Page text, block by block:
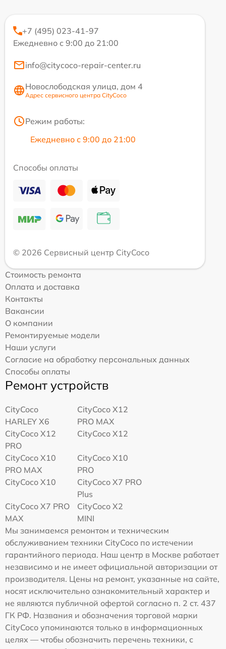
+7 (495) 023-41-97
Ежедневно с 9:00 до 21:00
info@citycoco-repair-center.ru
Новослободская улица, дом 4
Адрес сервисного центра CityCoco
Режим работы:
Ежедневно с 9:00 до 21:00
Способы оплаты
© 2026 Сервисный центр CityCoco
Стоимость ремонта
Оплата и доставка
Контакты
Вакансии
О компании
Ремонтируемые модели
Наши услуги
Согласие на обработку персональных данных
Способы оплаты
Ремонт устройств
CityCoco
HARLEY X6
CityCoco X12
PRO MAX
CityCoco X12
PRO
CityCoco X12
CityCoco X10
PRO MAX
CityCoco X10
PRO
CityCoco X10
CityCoco X7 PRO
Plus
CityCoco X7 PRO
MAX
CityCoco X2
MINI
Мы занимаемся ремонтом и техническим
обслуживанием техники CityCoco по истечении
гарантийного периода. Наш центр в Москве работает
независимо и не имеет официальной авторизации от
производителя. Цены на ремонт, указанные на сайте,
носят исключительно ознакомительный характер и
не являются публичной офертой согласно п. 2 ст. 437
ГК РФ. Названия и обозначения торговой марки
CityCoco упоминаются только в информационных
целях — чтобы обозначить перечень техники, с